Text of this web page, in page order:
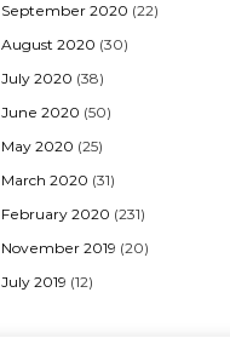
September 2020 (22)
August 2020 (30)
July 2020 (38)
June 2020 (50)
May 2020 (25)
March 2020 (31)
February 2020 (231)
November 2019 (20)
July 2019 (12)